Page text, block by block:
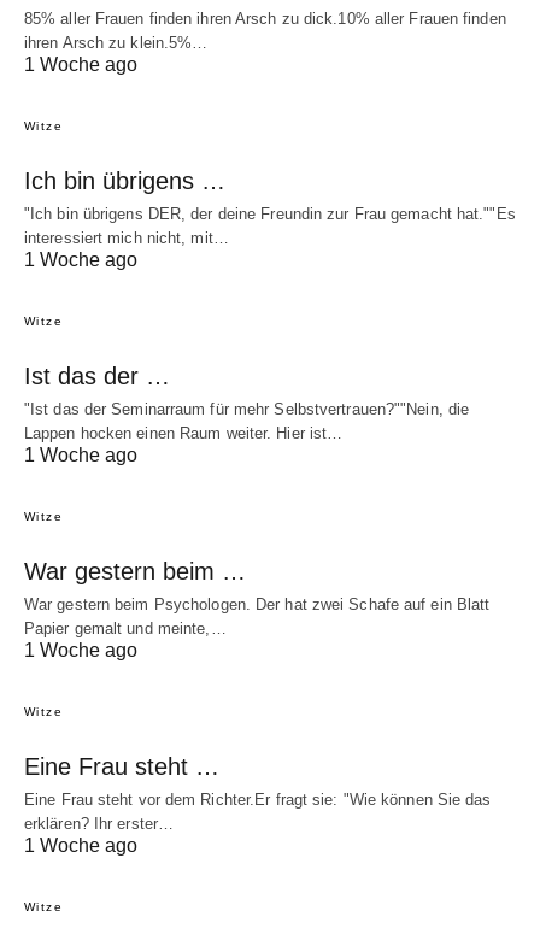
85% aller Frauen finden ihren Arsch zu dick.10% aller Frauen finden
ihren Arsch zu klein.5%…
1 Woche ago
Witze
Ich bin übrigens …
"Ich bin übrigens DER, der deine Freundin zur Frau gemacht hat.""Es
interessiert mich nicht, mit…
1 Woche ago
Witze
Ist das der …
"Ist das der Seminarraum für mehr Selbstvertrauen?""Nein, die
Lappen hocken einen Raum weiter. Hier ist…
1 Woche ago
Witze
War gestern beim …
War gestern beim Psychologen. Der hat zwei Schafe auf ein Blatt
Papier gemalt und meinte,…
1 Woche ago
Witze
Eine Frau steht …
Eine Frau steht vor dem Richter.Er fragt sie: "Wie können Sie das
erklären? Ihr erster…
1 Woche ago
Witze